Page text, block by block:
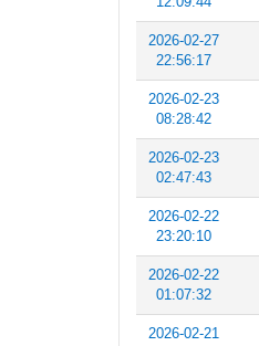
2026-02-27
22:56:17
2026-02-23
08:28:42
2026-02-23
02:47:43
2026-02-22
23:20:10
2026-02-22
01:07:32
2026-02-21